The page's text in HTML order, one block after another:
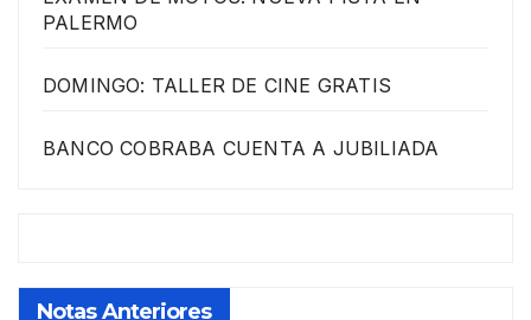
PALERMO
DOMINGO: TALLER DE CINE GRATIS
BANCO COBRABA CUENTA A JUBILIADA
Notas Anteriores